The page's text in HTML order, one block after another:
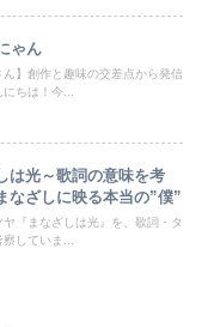
ゃん
ん】創作と趣味の交差点から発信
ちは！今...
は光～歌詞の意味を考
なざしに映る本当の”僕”
『まなざしは光』を、歌詞・タ
していま...